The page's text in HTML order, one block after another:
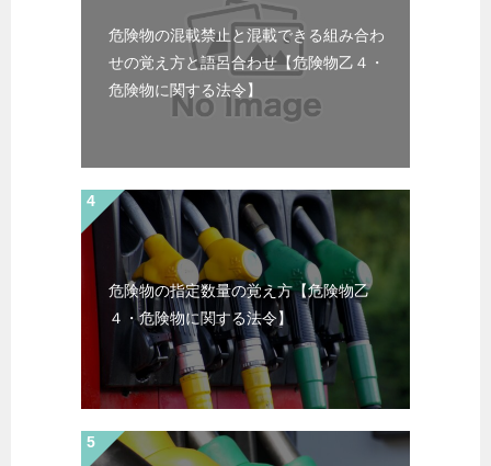
危険物の混載禁止と混載できる組み合わ
せの覚え方と語呂合わせ【危険物乙４・
危険物に関する法令】
危険物の指定数量の覚え方【危険物乙
４・危険物に関する法令】